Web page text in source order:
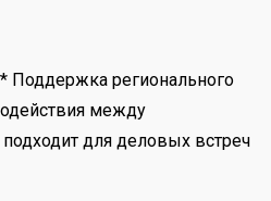
Поддержка регионального
между
для деловых встреч